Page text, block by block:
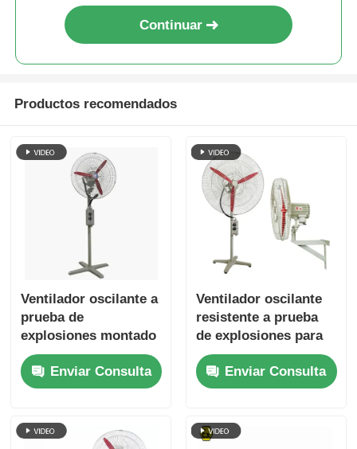
Continuar
Productos recomendados
Ventilador oscilante a
prueba de
explosiones montado
en la pared para
ubicaciones
peligrosas
Enviar Consulta
Ventilador oscilante
resistente a prueba
de explosiones para
áreas industriales
peligrosas
Enviar Consulta